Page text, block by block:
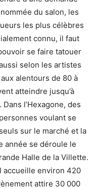
du salon, les
les plus célèbres
connu, il faut
se faire tatouer
selon les artistes
alentours de 80 à
atteindre jusqu’à
l’Hexagone, des
voulant se
sur le marché et la
année se déroule le
Halle de la Villette.
accueille environ 420
attire 30 000